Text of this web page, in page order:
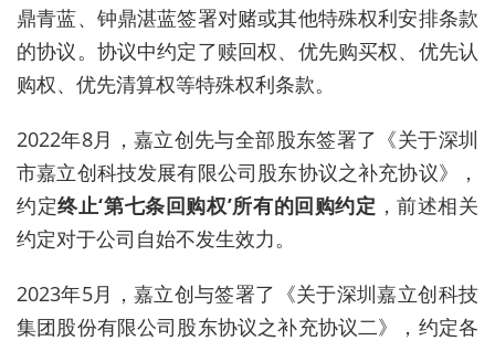
鼎青蓝、钟鼎湛蓝签署对赌或其他特殊权利安排条款
的协议。协议中约定了赎回权、优先购买权、优先认
购权、优先清算权等特殊权利条款。
2022年8月，嘉立创先与全部股东签署了《关于深圳
市嘉立创科技发展有限公司股东协议之补充协议》，
约定终止‘第七条回购权’所有的回购约定 ，前述相关
约定对于公司自始不发生效力。
2023年5月，嘉立创与签署了《关于深圳嘉立创科技
集团股份有限公司股东协议之补充协议二》，约定各